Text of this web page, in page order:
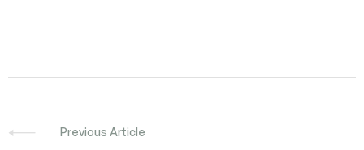
Previous Article